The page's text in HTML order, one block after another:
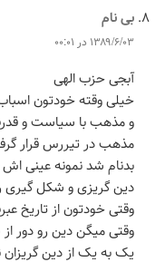
بی نام
۱۳۸۹/۶/۰۳ در ۰۰:۰۱
آبجی حزب الهی
خیلی وقته خودتون
و مذهب با سیاست و
مذهب در تیررس قرار
بدنام شد نمونه عینی
دین گریزی و شکل
وقتی خودتون از تاریخ
وقتی میگن دین رو دور
یک به یک از دین